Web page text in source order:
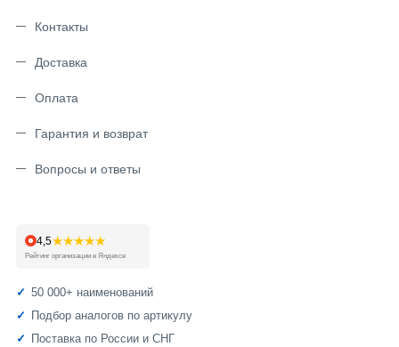
Контакты
Доставка
Оплата
Гарантия и возврат
Вопросы и ответы
4,5★★★★★
Рейтинг организации в Яндексе
50 000+ наименований
Подбор аналогов по артикулу
Поставка по России и СНГ